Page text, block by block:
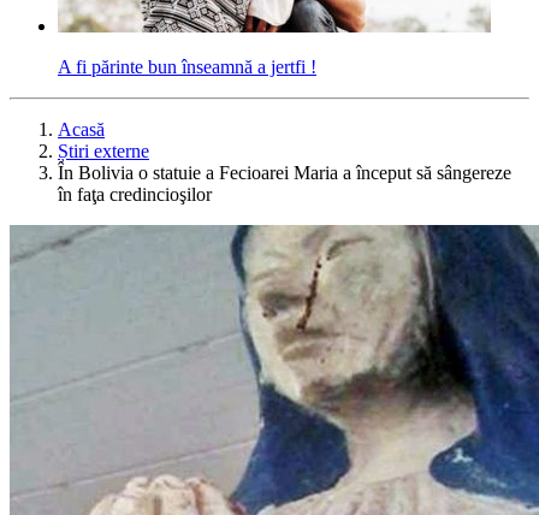
A fi părinte bun înseamnă a jertfi !
Acasă
Știri externe
În Bolivia o statuie a Fecioarei Maria a început să sângereze
în faţa credincioşilor